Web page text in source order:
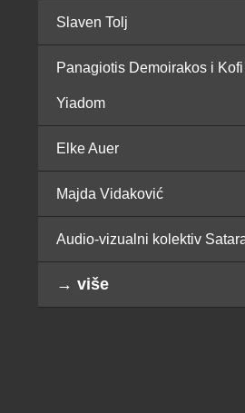
Slaven Tolj
Panagiotis Demoirakos i Kofi
Yiadom
Elke Auer
Majda Vidaković
Audio-vizualni kolektiv
→ više